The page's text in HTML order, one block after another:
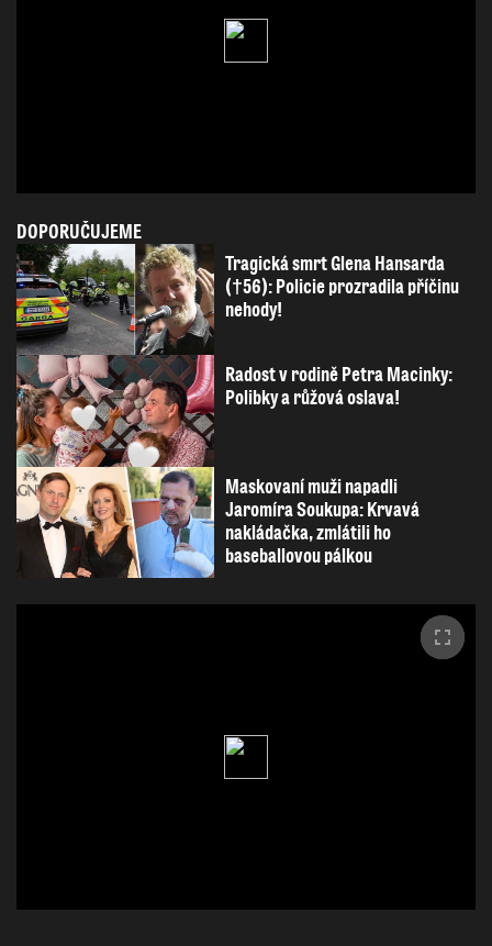
DOPORUČUJEME
Tragická smrt Glena Hansarda
(†56): Policie prozradila příčinu
nehody!
Radost v rodině Petra Macinky:
Polibky a růžová oslava!
Maskovaní muži napadli
Jaromíra Soukupa: Krvavá
nakládačka, zmlátili ho
baseballovou pálkou